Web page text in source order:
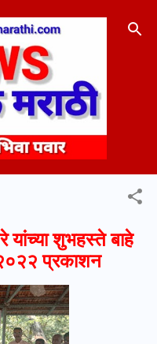
यांच्या शुभहस्ते बाहे
प्रकाशन